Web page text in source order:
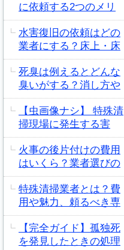
に依頼する2つのメリ
水害復旧の依頼はどの
業者にする？床上・床
死臭は例えるとどんな
臭いがする？消し方や
【虫画像ナシ】 特殊清
掃現場に発生する害
火事の後片付けの費用
はいくら？業者選びの
特殊清掃業者とは？費
用や魅力、頼るべき専
【完全ガイド】孤独死
を発見したときの処理